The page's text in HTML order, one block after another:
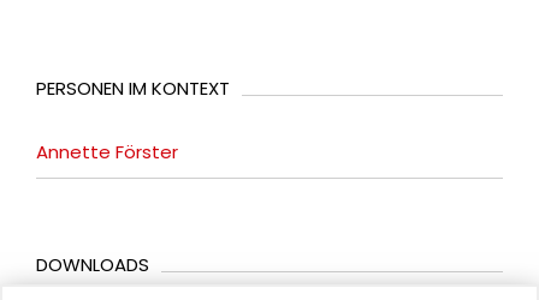
PERSONEN IM KONTEXT
Annette Förster
DOWNLOADS